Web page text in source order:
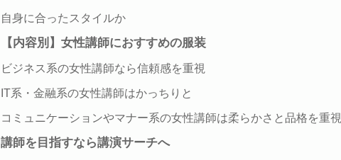
自身に合ったスタイルか
【内容別】女性講師におすすめの服装
ビジネス系の女性講師なら信頼感を重視
IT系・金融系の女性講師はかっちりと
コミュニケーションやマナー系の女性講師は柔らかさと品格を重視
講師を目指すなら講演サーチへ